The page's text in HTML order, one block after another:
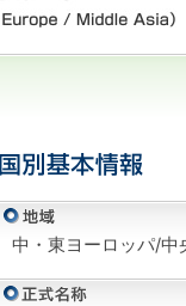
中・東ヨーロッパ/中